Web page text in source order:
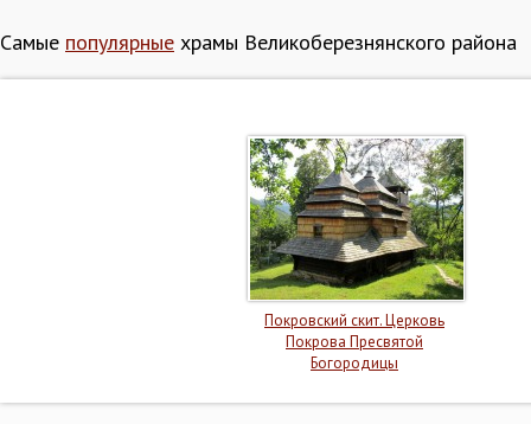
Самые популярные храмы Великоберезнянского района
Покровский скит. Церковь
Покрова Пресвятой
Богородицы